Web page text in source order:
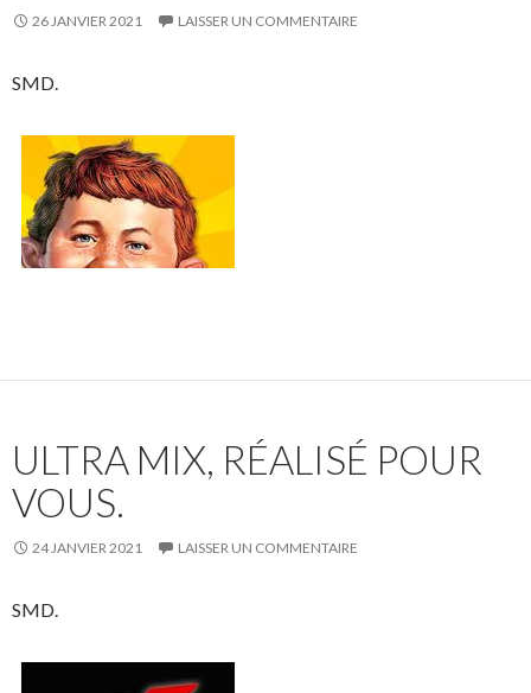
26 JANVIER 2021 LAISSER UN COMMENTAIRE
SMD.
ULTRA MIX, RÉALISÉ POUR
VOUS.
24 JANVIER 2021 LAISSER UN COMMENTAIRE
SMD.